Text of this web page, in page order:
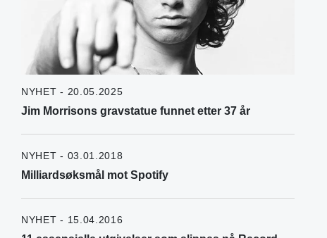
NYHET - 20.05.2025
Jim Morrisons gravstatue funnet etter 37 år
NYHET - 03.01.2018
Milliardsøksmål mot Spotify
NYHET - 15.04.2016